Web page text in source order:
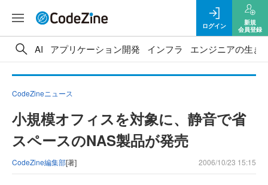
ログイン
新規
会員登録
AI アプリケーション開発 インフラ エンジニアの生き
CodeZineニュース
小規模オフィスを対象に、静音で省
スペースのNAS製品が発売
CodeZine編集部[著] 2006/10/23 15:15